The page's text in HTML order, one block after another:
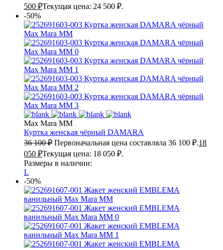
500 ₽Текущая цена: 24 500 ₽.
-50%
Max Mara MM
Куртка женская чёрный DAMARA
36 100₽ Первоначальная цена составляла 36 100 ₽.18
050 ₽Текущая цена: 18 050 ₽.
Размеры в наличии:
L
-50%